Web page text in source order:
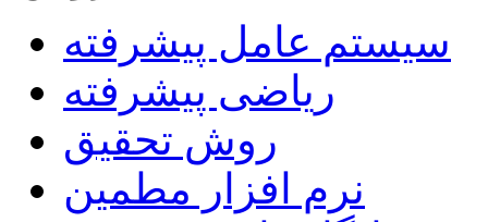
سیستم عامل پیشرفته
ریاضی پیشرفته
روش تحقیق
نرم افزار مطمین